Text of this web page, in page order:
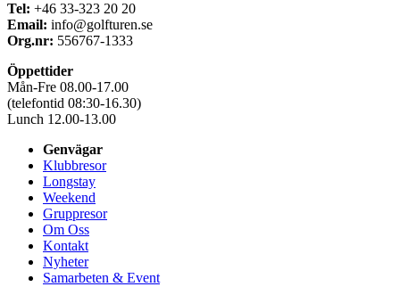
Tel: +46 33-323 20 20
Email: info@golfturen.se
Org.nr: 556767-1333
Öppettider
Mån-Fre 08.00-17.00
(telefontid 08:30-16.30)
Lunch 12.00-13.00
Genvägar
Klubbresor
Longstay
Weekend
Gruppresor
Om Oss
Kontakt
Nyheter
Samarbeten & Event